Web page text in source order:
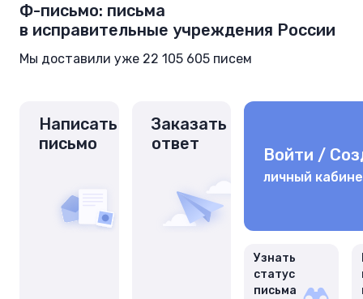
Ф-письмо: письма
в исправительные учреждения России
Мы доставили уже 22 105 605 писем
Написать
письмо
Заказать
ответ
Войти /
личный
Узнать
статус
письма